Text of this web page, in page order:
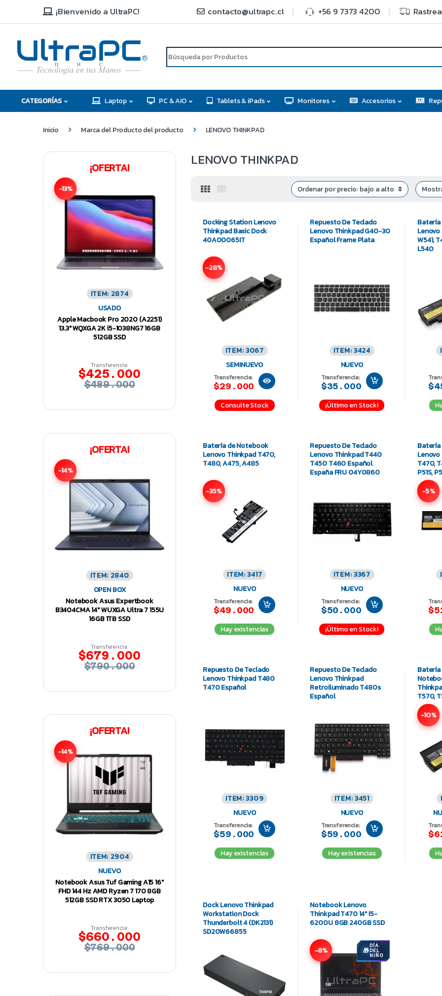
¡Bienvenido a UltraPC! contacto@ultrapc.cl +56 9 7373 4200
C
H
D
R
CATEGORÍAS Laptop PC & AIO Tablets & iPads Monitores Accesorios
Inicio Marca del Producto del producto LENOVO THINKPAD
LENOVO THINKPAD
Docking Station Lenovo
Thinkpad Basic Dock
40A00065IT
-28%
ITEM: 3067
SEMINUEVO
Transferencia:
$29.000
Consulte Stock
Repuesto De Teclado
Lenovo Thinkpad G40-30
Español Frame Plata
ITEM: 3424
NUEVO
Transferencia:
$35.000
¡Último en Stock!
Lenovo
W541,
L540
Batería de Notebook
Lenovo Thinkpad T470,
T480, A475, A485
-35%
ITEM: 3417
NUEVO
Transferencia:
$49.000
Hay existencias
Repuesto De Teclado
Lenovo Thinkpad T440
T450 T460 Español
España FRU 04Y0860
ITEM: 3367
NUEVO
Transferencia:
$50.000
¡Último en Stock!
Lenovo
T470,
P51S,
-5%
Repuesto De Teclado
Lenovo Thinkpad T480
T470 Español
ITEM: 3309
NUEVO
Transferencia:
$59.000
Hay existencias
Repuesto De Teclado
Lenovo Thinkpad
Retroiluminado T480s
Español
ITEM: 3451
NUEVO
Transferencia:
$59.000
Hay existencias
Batería
T570,
-10%
Dock Lenovo Thinkpad
Workstation Dock
Thunderbolt 4 (DK2131)
SD20W66855
Notebook Lenovo
Thinkpad T470 14″ i5-
6200U 8GB 240GB SSD
-8% DÍA
DEL
NIÑO
¡OFERTA!
-13%
ITEM: 2874
USADO
Apple Macbook Pro 2020 (A2251)
13.3″ WQXGA 2K i5-1038NG7 16GB
512GB SSD
Transferencia:
$425.000
$489.000
¡OFERTA!
-14%
ITEM: 2840
OPEN BOX
Notebook Asus Expertbook
B3404CMA 14″ WUXGA Ultra 7 155U
16GB 1TB SSD
Transferencia:
$679.000
$790.000
¡OFERTA!
-14%
ITEM: 2904
NUEVO
Notebook Asus Tuf Gaming A15 16″
FHD 144 Hz AMD Ryzen 7 170 8GB
512GB SSD RTX 3050 Laptop
Transferencia:
$660.000
$769.000